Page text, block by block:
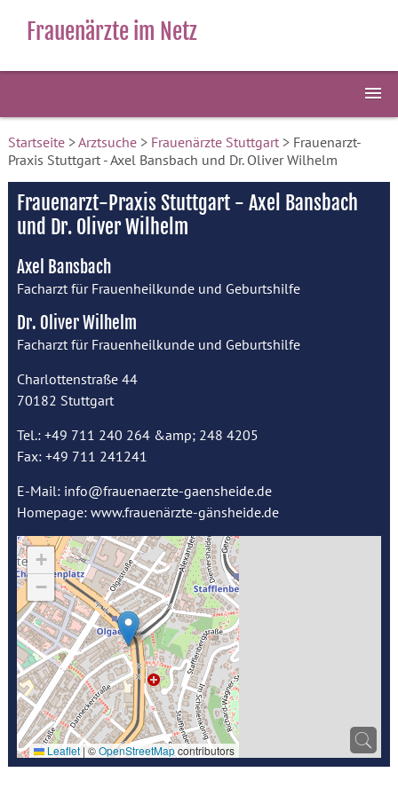
Frauenärzte im Netz
Startseite>Arztsuche> Frauenärzte Stuttgart> Frauenarzt-
Praxis Stuttgart - Axel Bansbach und Dr. Oliver Wilhelm
Frauenarzt-Praxis Stuttgart - Axel Bansbach
und Dr. Oliver Wilhelm
Axel Bansbach
Facharzt für Frauenheilkunde und Geburtshilfe
Dr. Oliver Wilhelm
Facharzt für Frauenheilkunde und Geburtshilfe
Charlottenstraße 44
70182 Stuttgart
Tel.: +49 711 240 264 &amp; 248 4205
Fax: +49 711 241241
E-Mail: info@frauenaerzte-gaensheide.de
Homepage: www.frauenärzte-gänsheide.de
+
−
Leaflet | ©OpenStreetMapcontributors